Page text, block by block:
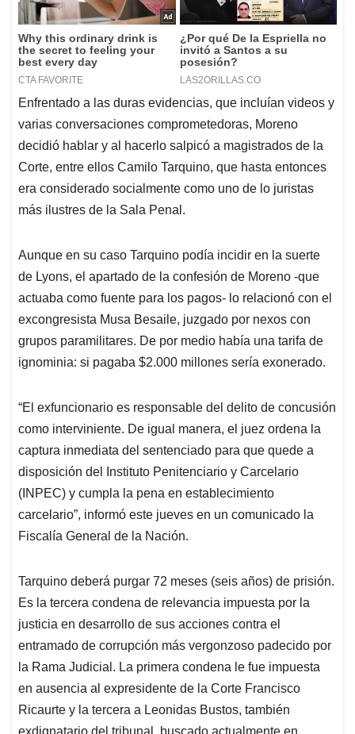
Enfrentado a las duras evidencias, que incluían videos y
varias conversaciones comprometedoras, Moreno
decidió hablar y al hacerlo salpicó a magistrados de la
Corte, entre ellos Camilo Tarquino, que hasta entonces
era considerado socialmente como uno de lo juristas
más ilustres de la Sala Penal.
Aunque en su caso Tarquino podía incidir en la suerte
de Lyons, el apartado de la confesión de Moreno -que
actuaba como fuente para los pagos- lo relacionó con el
excongresista Musa Besaile, juzgado por nexos con
grupos paramilitares. De por medio había una tarifa de
ignominia: si pagaba $2.000 millones sería exonerado.
“El exfuncionario es responsable del delito de concusión
como interviniente. De igual manera, el juez ordena la
captura inmediata del sentenciado para que quede a
disposición del Instituto Penitenciario y Carcelario
(INPEC) y cumpla la pena en establecimiento
carcelario”, informó este jueves en un comunicado la
Fiscalía General de la Nación.
Tarquino deberá purgar 72 meses (seis años) de prisión.
Es la tercera condena de relevancia impuesta por la
justicia en desarrollo de sus acciones contra el
entramado de corrupción más vergonzoso padecido por
la Rama Judicial. La primera condena le fue impuesta
en ausencia al expresidente de la Corte Francisco
Ricaurte y la tercera a Leonidas Bustos, también